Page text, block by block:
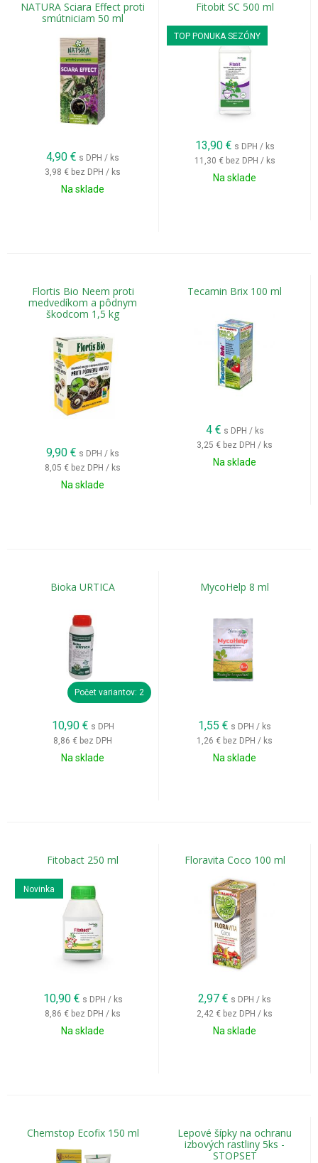
NATURA Sciara Effect proti
smútniciam 50 ml
4,90 € s DPH / ks
3,98 € bez DPH / ks
Na sklade
Fitobit SC 500 ml
TOP PONUKA SEZÓNY
13,90 € s DPH / ks
11,30 € bez DPH / ks
Na sklade
Flortis Bio Neem proti
medvedíkom a pôdnym
škodcom 1,5 kg
9,90 € s DPH / ks
8,05 € bez DPH / ks
Na sklade
Tecamin Brix 100 ml
4 € s DPH / ks
3,25 € bez DPH / ks
Na sklade
Bioka URTICA
Počet variantov: 2
10,90 € s DPH
8,86 € bez DPH
Na sklade
MycoHelp 8 ml
1,55 € s DPH / ks
1,26 € bez DPH / ks
Na sklade
Fitobact 250 ml
Novinka
10,90 € s DPH / ks
8,86 € bez DPH / ks
Na sklade
Floravita Coco 100 ml
2,97 € s DPH / ks
2,42 € bez DPH / ks
Na sklade
Chemstop Ecofix 150 ml
Lepové šípky na ochranu
izbových rastliny 5ks -
STOPSET